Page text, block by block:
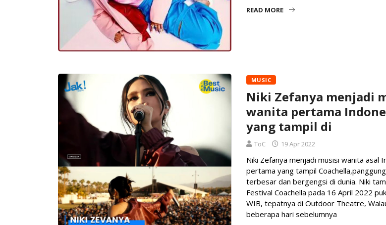
READ MORE
MUSIC
Niki Zefanya menjadi
wanita pertama
yang tampil di
ToC 19 Apr 2022
Niki Zefanya menjadi musisi wanita asal
pertama yang tampil
terbesar dan bergengsi di dunia. Niki
Festival Coachella pada 16 April 2022
WIB, tepatnya di Outdoor Theatre,
beberapa hari sebelumnya